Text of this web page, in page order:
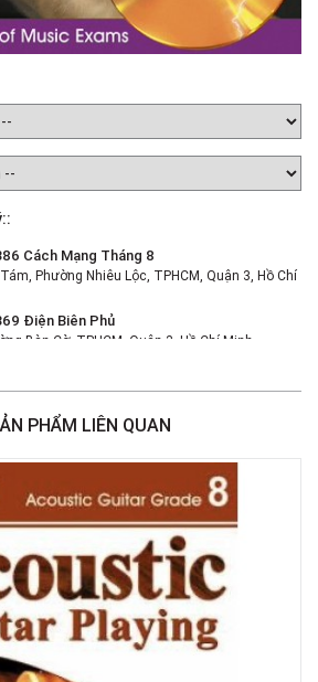
Cách Mạng Tháng 8
Phường Nhiêu Lộc, TPHCM, Quận 3, Hồ Chí
Điện Biên Phủ
Bàn Cờ, TPHCM, Quận 3, Hồ Chí Minh
Trường Chinh, Hà Nội
Phường Phương Liệt, Hà Nội, Thanh Xuân ,
Võ Thị Sáu
Xuân Hòa, TPHCM, Quận 3, Hồ Chí Minh
An Dương Vương
Phường An Đông, TPHCM, Quận 5, Hồ Chí
Phan Đăng Lưu
Bình Thạnh, TPHCM, Quận Bình Thạnh, Hồ
Mall
Thương Mại Crescent Mall, 101 Tôn Dật Tiên,
PHẨM LIÊN QUAN